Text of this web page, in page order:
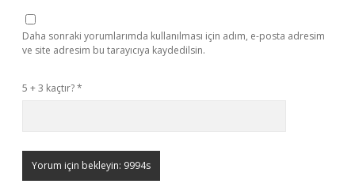
Daha sonraki yorumlarımda kullanılması için adım, e-posta adresim
ve site adresim bu tarayıcıya kaydedilsin.
5 + 3 kaçtır?*